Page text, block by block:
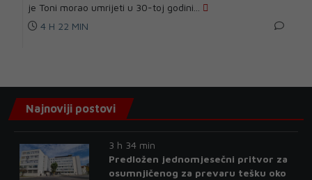
je Toni morao umrijeti u 30-toj godini...
4 H 22 MIN
Najnoviji postovi
3 h 34 min
Predložen jednomjesečni pritvor za
osumnjičenog za prevaru tešku oko